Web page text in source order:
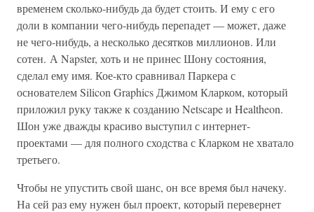
временем сколько-нибудь да будет стоить. И ему с его
доли в компании чего-нибудь перепадет — может, даже
не чего-нибудь, а несколько десятков миллионов. Или
сотен. А Napster, хоть и не принес Шону состояния,
сделал ему имя. Кое-кто сравнивал Паркера с
основателем Silicon Graphics Джимом Кларком, который
приложил руку также к созданию Netscape и Healtheon.
Шон уже дважды красиво выступил с интернет-
проектами — для полного сходства с Кларком не хватало
третьего.
Чтобы не упустить свой шанс, он все время был начеку.
На сей раз ему нужен был проект, который перевернет